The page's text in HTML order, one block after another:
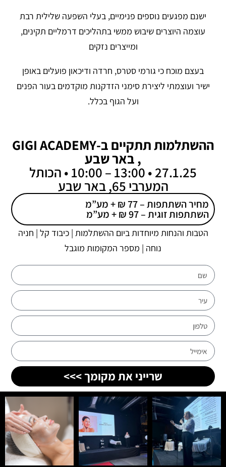
ישנם מפגעים נוספים פנימיים, בעלי השפעה שלילית רבת
עוצמה היוצרים שיבוש ממשי בתהליכים דרמליים תקינים,
ומייצרים נזקים
בעצם מוכח כי גורמי סטרס, חרדה ודיכאון פועלים באופן
ישיר ועוצמתי ליצירת סימני הזדקנות מוקדמים בעור הפנים
ועל הגוף בכלל.
ההשתלמות תתקיים ב-GIGI ACADEMY
, באר שבע
27.1.25 • 13:00 – 10:00 • הכותל
המערבי 65, באר שבע
מחיר השתתפות – 77 ₪ + מע”מ
השתתפות זוגית – 97 ₪ + מע”מ
הטבות והנחות מיוחדות ביום ההשתלמות | כיבוד קל | חניה
נוחה | מספר המקומות מוגבל
שרייני את מקומך >>>